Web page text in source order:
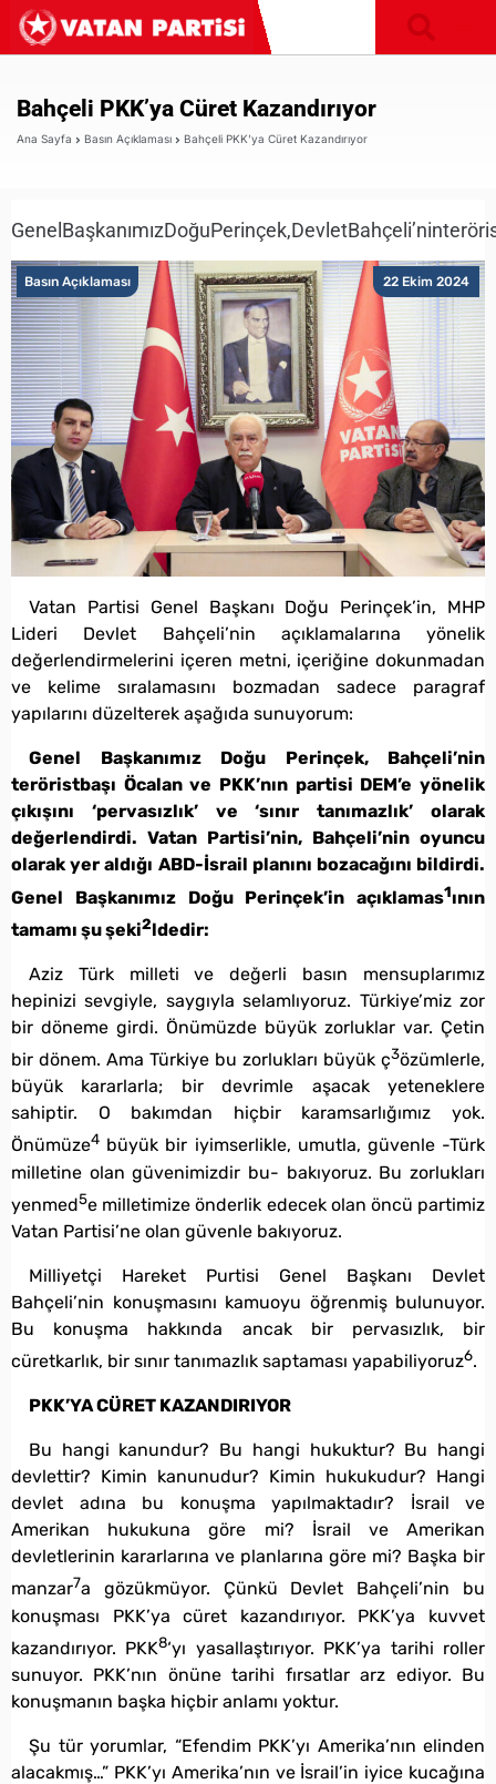
Bahçeli PKK’ya Cüret Kazandırıyor
Ana Sayfa Basın Açıklaması Bahçeli PKK’ya Cüret Kazandırıyor
22 Ekim 2024
Basın Açıklaması
Vatan Partisi Genel Başkanı Doğu Perinçek’in, MHP
Lideri Devlet Bahçeli’nin açıklamalarına yönelik
değerlendirmelerini içeren metni, içeriğine dokunmadan
ve kelime sıralamasını bozmadan sadece paragraf
yapılarını düzelterek aşağıda sunuyorum:
Genel Başkanımız Doğu Perinçek, Bahçeli’nin
teröristbaşı Öcalan ve PKK’nın partisi DEM’e yönelik
çıkışını ‘pervasızlık’ ve ‘sınır tanımazlık’ olarak
değerlendirdi. Vatan Partisi’nin, Bahçeli’nin oyuncu
olarak yer aldığı ABD-İsrail planını bozacağını bildirdi.
Genel Başkanımız Doğu Perinçek’in açıklamas1ının
tamamı şu şeki2ldedir:
Aziz Türk milleti ve değerli basın mensuplarımız
hepinizi sevgiyle, saygıyla selamlıyoruz. Türkiye’miz zor
bir döneme girdi. Önümüzde büyük zorluklar var. Çetin
bir dönem. Ama Türkiye bu zorlukları büyük ç3özümlerle,
büyük kararlarla; bir devrimle aşacak yeteneklere
sahiptir. O bakımdan hiçbir karamsarlığımız yok.
Önümüze4 büyük bir iyimserlikle, umutla, güvenle -Türk
milletine olan güvenimizdir bu- bakıyoruz. Bu zorlukları
yenmed5e milletimize önderlik edecek olan öncü partimiz
Vatan Partisi’ne olan güvenle bakıyoruz.
Milliyetçi Hareket Purtisi Genel Başkanı Devlet
Bahçeli’nin konuşmasını kamuoyu öğrenmiş bulunuyor.
Bu konuşma hakkında ancak bir pervasızlık, bir
cüretkarlık, bir sınır tanımazlık saptaması yapabiliyoruz6.
PKK’YA CÜRET KAZANDIRIYOR
Bu hangi kanundur? Bu hangi hukuktur? Bu hangi
devlettir? Kimin kanunudur? Kimin hukukudur? Hangi
devlet adına bu konuşma yapılmaktadır? İsrail ve
Amerikan hukukuna göre mi? İsrail ve Amerikan
devletlerinin kararlarına ve planlarına göre mi? Başka bir
manzar7a gözükmüyor. Çünkü Devlet Bahçeli’nin bu
konuşması PKK’ya cüret kazandırıyor. PKK’ya kuvvet
kazandırıyor. PKK8‘yı yasallaştırıyor. PKK’ya tarihi roller
sunuyor. PKK’nın önüne tarihi fırsatlar arz ediyor. Bu
konuşmanın başka hiçbir anlamı yoktur.
Şu tür yorumlar, “Efendim PKK’yı Amerika’nın elinden
alacakmış…” PKK’yı Amerika’nın ve İsrail’in iyice kucağına